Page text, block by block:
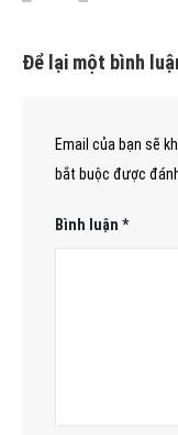
Để lại một bình
Email của bạn sẽ
bắt buộc được
Bình luận *